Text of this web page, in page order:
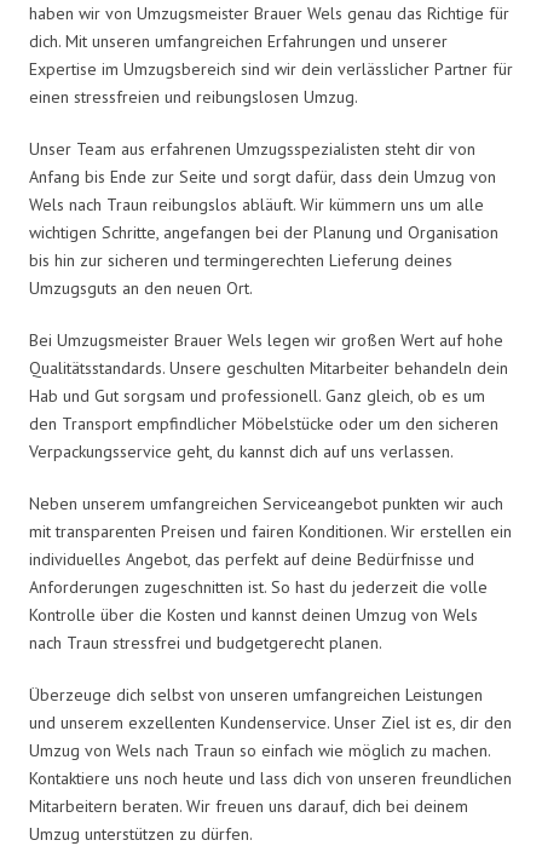
haben wir von Umzugsmeister Brauer Wels genau das Richtige für
dich. Mit unseren umfangreichen Erfahrungen und unserer
Expertise im Umzugsbereich sind wir dein verlässlicher Partner für
einen stressfreien und reibungslosen Umzug.
Unser Team aus erfahrenen Umzugsspezialisten steht dir von
Anfang bis Ende zur Seite und sorgt dafür, dass dein Umzug von
Wels nach Traun reibungslos abläuft. Wir kümmern uns um alle
wichtigen Schritte, angefangen bei der Planung und Organisation
bis hin zur sicheren und termingerechten Lieferung deines
Umzugsguts an den neuen Ort.
Bei Umzugsmeister Brauer Wels legen wir großen Wert auf hohe
Qualitätsstandards. Unsere geschulten Mitarbeiter behandeln dein
Hab und Gut sorgsam und professionell. Ganz gleich, ob es um
den Transport empfindlicher Möbelstücke oder um den sicheren
Verpackungsservice geht, du kannst dich auf uns verlassen.
Neben unserem umfangreichen Serviceangebot punkten wir auch
mit transparenten Preisen und fairen Konditionen. Wir erstellen ein
individuelles Angebot, das perfekt auf deine Bedürfnisse und
Anforderungen zugeschnitten ist. So hast du jederzeit die volle
Kontrolle über die Kosten und kannst deinen Umzug von Wels
nach Traun stressfrei und budgetgerecht planen.
Überzeuge dich selbst von unseren umfangreichen Leistungen
und unserem exzellenten Kundenservice. Unser Ziel ist es, dir den
Umzug von Wels nach Traun so einfach wie möglich zu machen.
Kontaktiere uns noch heute und lass dich von unseren freundlichen
Mitarbeitern beraten. Wir freuen uns darauf, dich bei deinem
Umzug unterstützen zu dürfen.